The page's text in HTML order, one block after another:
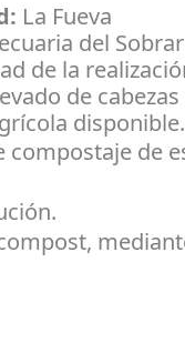
La Fueva
del
de la
de
disponible.
compostaje de